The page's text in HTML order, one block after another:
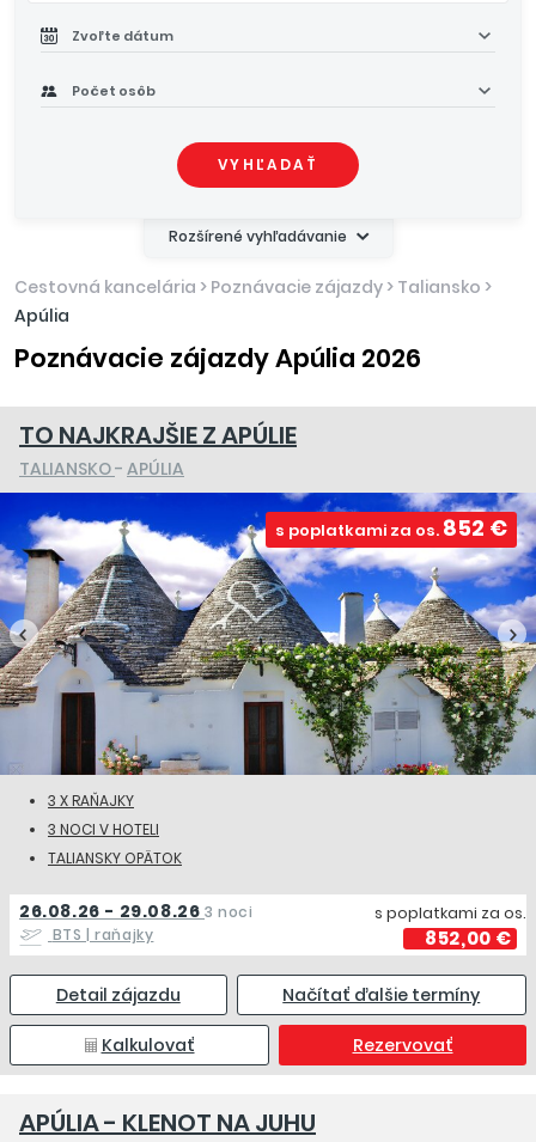
Rozšírené vyhľadávanie
Zvoľte dátum
Počet osôb
VYHĽADAŤ
Cestovná kancelária > Poznávacie zájazdy > Taliansko >
Apúlia
Poznávacie zájazdy Apúlia 2026
TO NAJKRAJŠIE Z APÚLIE
TALIANSKO- APÚLIA
s poplatkami za os. 852 €
3 X RAŇAJKY
3 NOCI V HOTELI
TALIANSKY OPÄTOK
26.08.26 - 29.08.26 3 noci
BTS| raňajky
s poplatkami za os.
852,00 €
Detail zájazdu Načítať ďalšie termíny
Kalkulovať Rezervovať
APÚLIA - KLENOT NA JUHU